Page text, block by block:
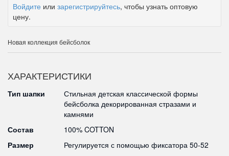
Войдите или зарегистрируйтесь, чтобы узнать оптовую
цену.
Новая коллекция бейсболок
ХАРАКТЕРИСТИКИ
Тип шапки
Стильная детская классической формы
бейсболка декорированная стразами и
камнями
Состав
100% COTTON
Размер
Регулируется с помощью фиксатора 50-52